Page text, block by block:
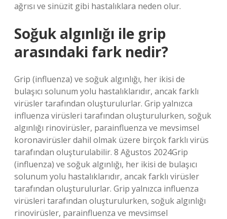
ağrısı ve sinüzit gibi hastalıklara neden olur.
Soğuk algınlığı ile grip
arasındaki fark nedir?
Grip (influenza) ve soğuk algınlığı, her ikisi de
bulaşıcı solunum yolu hastalıklarıdır, ancak farklı
virüsler tarafından oluşturulurlar. Grip yalnızca
influenza virüsleri tarafından oluşturulurken, soğuk
algınlığı rinovirüsler, parainfluenza ve mevsimsel
koronavirüsler dahil olmak üzere birçok farklı virüs
tarafından oluşturulabilir. 8 Ağustos 2024Grip
(influenza) ve soğuk algınlığı, her ikisi de bulaşıcı
solunum yolu hastalıklarıdır, ancak farklı virüsler
tarafından oluşturulurlar. Grip yalnızca influenza
virüsleri tarafından oluşturulurken, soğuk algınlığı
rinovirüsler, parainfluenza ve mevsimsel